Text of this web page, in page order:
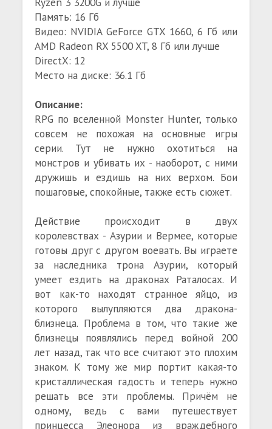
Память: 16 Гб
Видео: NVIDIA GeForce GTX 1660, 6 Гб или
AMD Radeon RX 5500 XT, 8 Гб или лучше
DirectX: 12
Место на диске: 36.1 Гб
Описание:
RPG по вселенной Monster Hunter, только
совсем не похожая на основные игры
серии. Тут не нужно охотиться на
монстров и убивать их - наоборот, с ними
дружишь и ездишь на них верхом. Бои
пошаговые, спокойные, также есть сюжет.
Действие происходит в двух
королевствах - Азурии и Вермее, которые
готовы друг с другом воевать. Вы играете
за наследника трона Азурии, который
умеет ездить на драконах Раталосах. И
вот как-то находят странное яйцо, из
которого вылупляются два дракона-
близнеца. Проблема в том, что такие же
близнецы появлялись перед войной 200
лет назад, так что все считают это плохим
знаком. К тому же мир портит какая-то
кристаллическая гадость и теперь нужно
решать все эти проблемы. Причём не
одному, ведь с вами путешествует
принцесса Элеонора из враждебного